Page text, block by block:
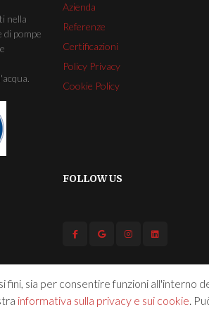
sia per consentire funzioni all'interno
informativa sulla privacy e sui cookie.
nella
pompe
Azienda
Referenze
Certificazioni
Policy Privacy
Cookie Policy
FOLLOW US